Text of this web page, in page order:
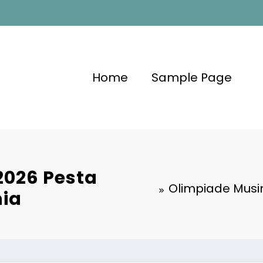
Home Sample Page
Pesta
Olimpiade